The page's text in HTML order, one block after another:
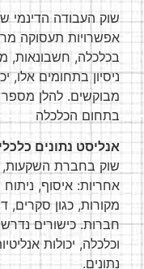
שוק העבודה הדינמי
אפשרויות תעסוקה
בכלכלה, חשבונאות,
ניסיון בתחומים אלו,
מבוקשים. להלן
בתחום הכלכלה
אנליסט נתונים
שוק בחברת השקעות,
אחריות: איסוף, ניתוח
מקורות, כגון סקרים,
חברות. כישורים
וכלכלה, יכולות
נתונים.